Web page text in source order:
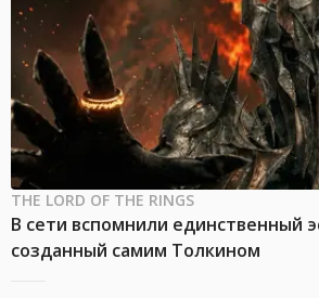
THE LORD OF THE RINGS
В сети вспомнили единственный
созданный самим Толкином